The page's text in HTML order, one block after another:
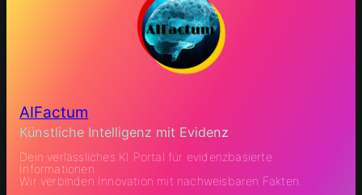
AIFactum
Künstliche Intelligenz mit Evidenz
Dein verlässliches KI Portal für evidenzbasierte
Informationen.
Wir verbinden Innovation mit nachweisbaren Fakten.